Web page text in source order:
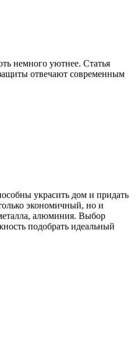
немного уютнее. Статья
отвечают современным
украсить дом и придать
экономичный, но и
алюминия. Выбор
подобрать идеальный